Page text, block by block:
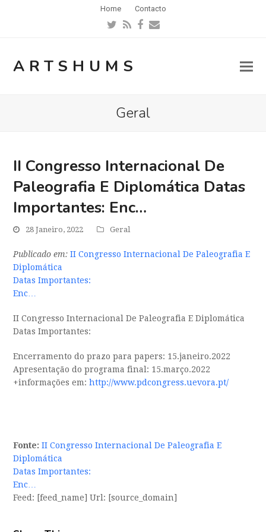
Home Contacto
Twitter
RSSFacebook
Email
ARTSHUMS
Geral
II Congresso Internacional De
Paleografia E Diplomática Datas
Importantes: Enc…
28 Janeiro, 2022 Geral
Publicado em: II Congresso Internacional De Paleografia E
Diplomática
Datas Importantes:
Enc…
II Congresso Internacional De Paleografia E Diplomática
Datas Importantes:
Encerramento do prazo para papers: 15.janeiro.2022
Apresentação do programa final: 15.março.2022
+informações em:http://www.pdcongress.uevora.pt/
Fonte: II Congresso Internacional De Paleografia E
Diplomática
Datas Importantes:
Enc…
Feed: [feed_name] Url: [source_domain]